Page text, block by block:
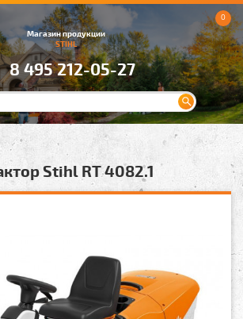
Магазин продукции
STIHL
8 495 212-05-27
0
Stihl RT 4082.1